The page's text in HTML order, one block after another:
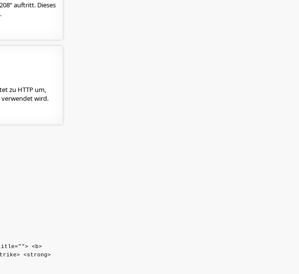
auftritt. Dieses
zu HTTP um,
verwendet wird.
<b>
<strong>